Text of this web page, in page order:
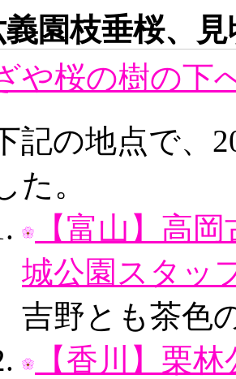
義園枝垂桜、
や桜の樹の下
記の地点で、
た。
【富山】高
城公園スタッ
吉野とも茶色
【香川】栗